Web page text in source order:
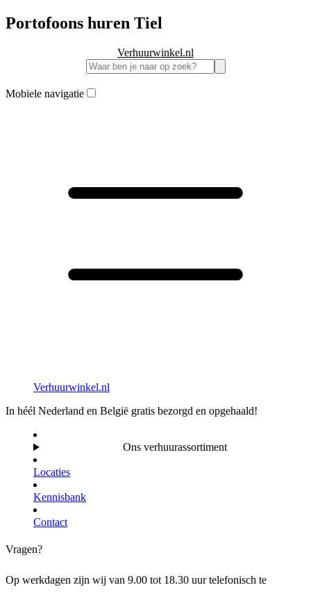
Portofoons huren Tiel
Verhuurwinkel.nl
Mobiele navigatie
Verhuurwinkel.nl
In héél Nederland en België gratis bezorgd en opgehaald!
Ons verhuurassortiment
Locaties
Kennisbank
Contact
Vragen?
Op werkdagen zijn wij van 9.00 tot 18.30 uur telefonisch te